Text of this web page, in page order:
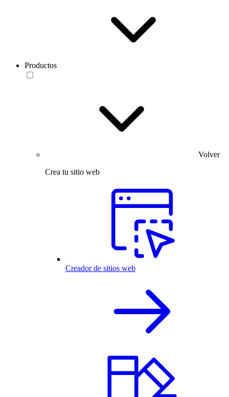
Productos
Volver
Crea tu sitio web
Creador de sitios web